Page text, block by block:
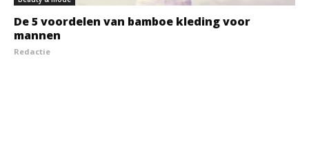
De 5 voordelen van bamboe kleding voor
mannen
Redactie